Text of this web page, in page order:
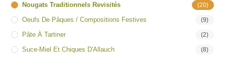
Nougats Traditionnels Revisités (20)
Oeufs De Pâques / Compositions Festives (9)
Pâte À Tartiner (2)
Suce-Miel Et Chiques D'Allauch (8)